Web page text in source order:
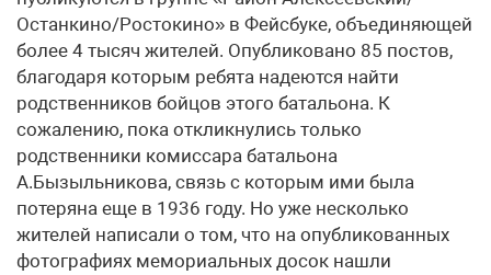
Останкино/Ростокино» в Фейсбуке, объединяющей
более 4 тысяч жителей. Опубликовано 85 постов,
благодаря которым ребята надеются найти
родственников бойцов этого батальона. К
сожалению, пока откликнулись только
родственники комиссара батальона
А.Бызыльникова, связь с которым ими была
потеряна еще в 1936 году. Но уже несколько
жителей написали о том, что на опубликованных
фотографиях мемориальных досок нашли